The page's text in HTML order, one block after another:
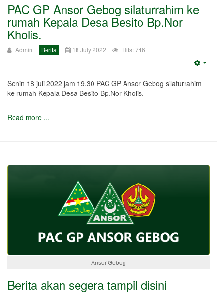
PAC GP Ansor Gebog silaturrahim ke
rumah Kepala Desa Besito Bp.Nor
Kholis.
Admin Berita 18 July 2022 Hits: 746
Senin 18 juli 2022 jam 19.30 PAC GP Ansor Gebog silaturrahim
ke rumah Kepala Desa Besito Bp.Nor Kholis.
Read more ...
Ansor Gebog
Berita akan segera tampil disini